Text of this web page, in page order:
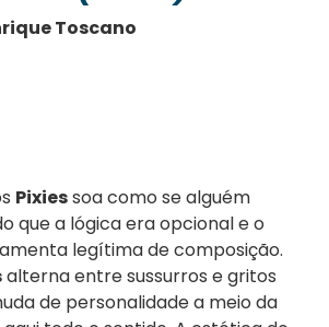
Toscano
Pixiessoa como se alguém
que a lógica era opcional e o
legítima de composição.
alterna entre sussurros e gritos
de personalidade a meio da